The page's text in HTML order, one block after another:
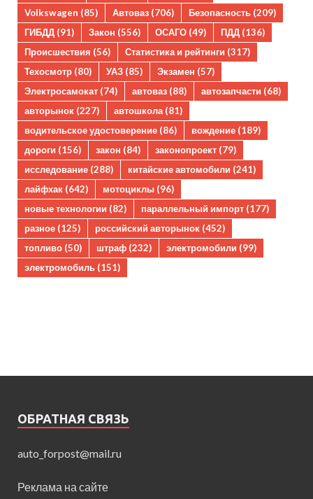
Volkswagen (85) Автоваз (706) Безопасность (209)
ГИБДД (91) Закон (556) ОСАГО (49) ПДД (136)
Происшествия (56) Статистика и рейтинги (317)
Техосмотр (80) УАЗ (85) Экзамен (57)
Электросамокат (74) автоваз (88) автозапчасти (68)
авторынок (227) автошкола(81)
водительское удостоверение (86) вождение (189)
дороги (156) закон (84) законопроект (79)
исследование (288) китайские автомобили (241)
лайфхак (642) мотоциклы (96)
новые технологии (82) параллельный импорт (177)
разное (125) российский авторынок (452)
топливо (50) штраф (232) электромобили (99)
электромобиль (151)
ОБРАТНАЯ СВЯЗЬ
auto_forpost@mail.ru
Реклама на сайте